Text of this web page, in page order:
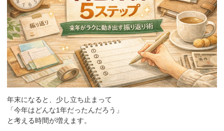
年末になると、少し立ち止まって
「今年はどんな1年だったんだろう」
と考える時間が増えます。